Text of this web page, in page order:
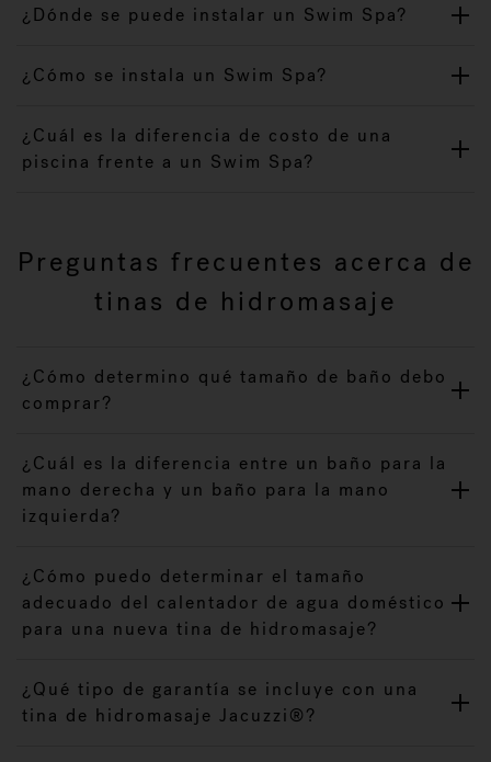
¿Dónde se puede instalar un Swim Spa?
¿Cómo se instala un Swim Spa?
¿Cuál es la diferencia de costo de una
piscina frente a un Swim Spa?
Preguntas frecuentes acerca de
tinas de hidromasaje
¿Cómo determino qué tamaño de baño debo
comprar?
¿Cuál es la diferencia entre un baño para la
mano derecha y un baño para la mano
izquierda?
¿Cómo puedo determinar el tamaño
adecuado del calentador de agua doméstico
para una nueva tina de hidromasaje?
¿Qué tipo de garantía se incluye con una
tina de hidromasaje Jacuzzi®?